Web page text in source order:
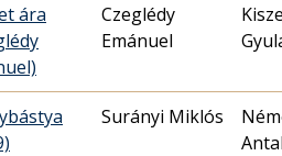
ára
Czeglédy
Emánuel
Surányi Miklós